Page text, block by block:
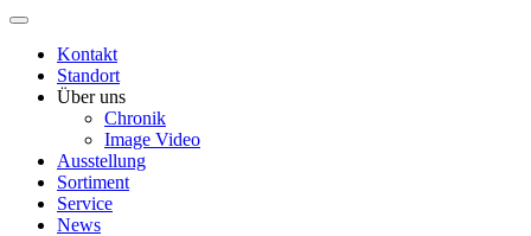
Kontakt
Standort
Über uns
Chronik
Image Video
Ausstellung
Sortiment
Service
News